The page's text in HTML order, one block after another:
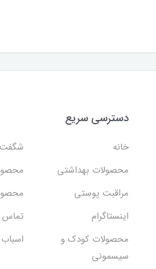
دسترسی سریع
خانه
شگفت
محصولات بهداشتي
مراقبت پوستی
اینستاگرام
تماس
محصولات کودک و
سیسمونی